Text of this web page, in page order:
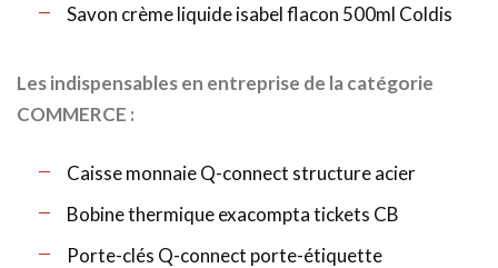
Savon crème liquide isabel flacon 500ml Coldis
Les indispensables en entreprise de la catégorie
COMMERCE :
Caisse monnaie Q-connect structure acier
Bobine thermique exacompta tickets CB
Porte-clés Q-connect porte-étiquette